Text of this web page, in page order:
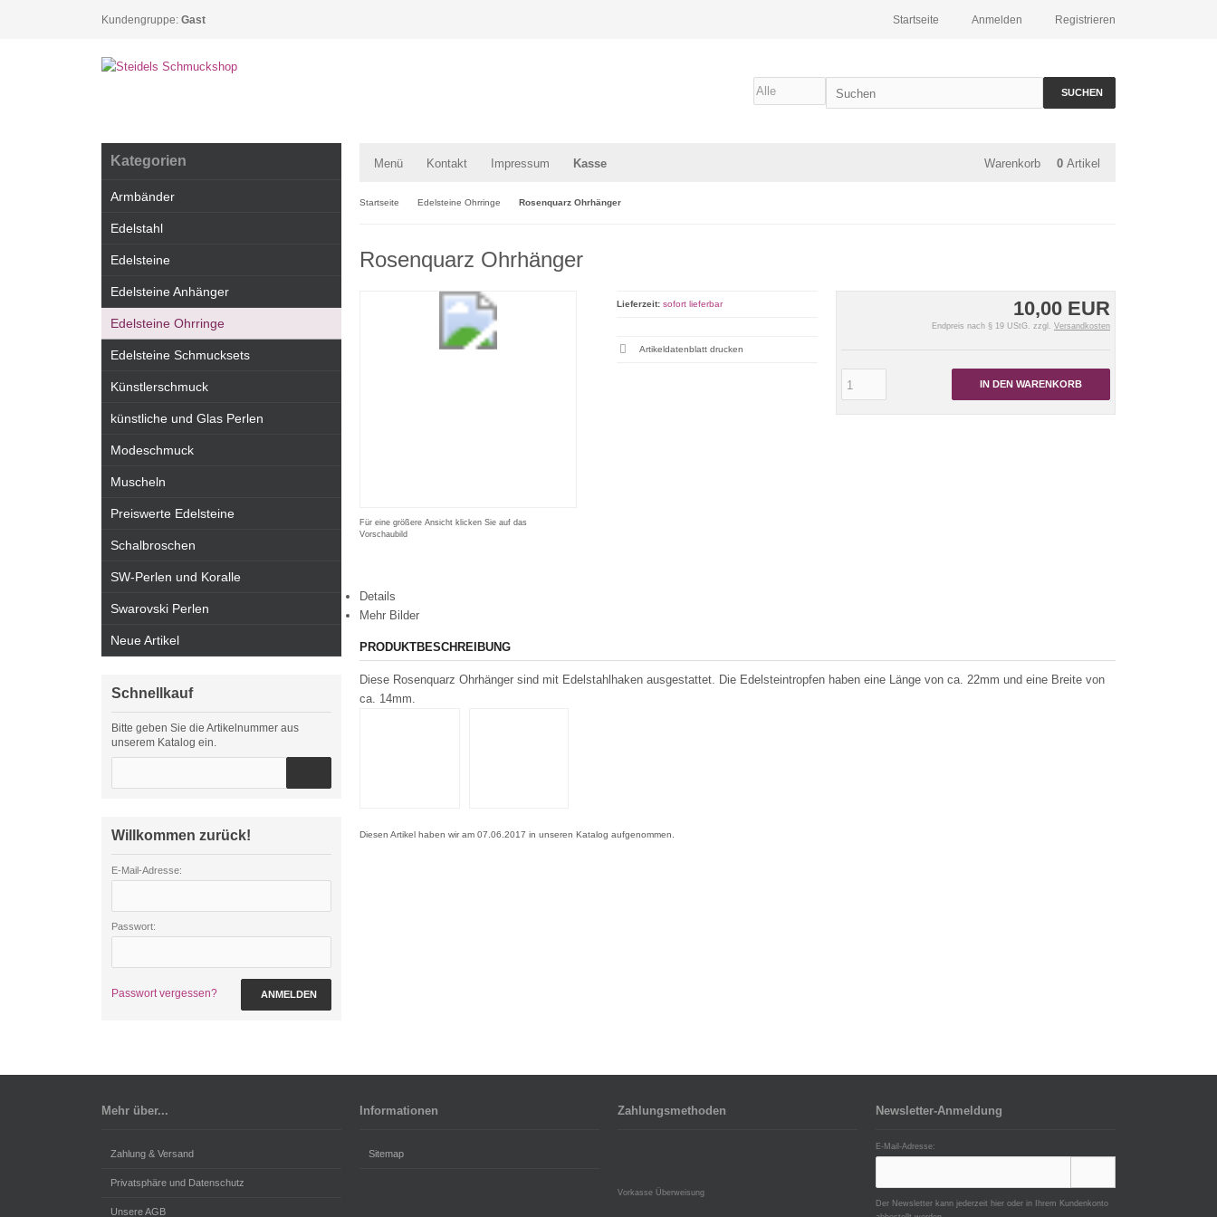
Kundengruppe: Gast Registrieren
Anmelden
Startseite
SUCHEN
Menü Kontakt Impressum Kasse Warenkorb 0 Artikel
Startseite Edelsteine Ohrringe Rosenquarz Ohrhänger
Rosenquarz Ohrhänger
Für eine größere Ansicht klicken Sie auf das
Vorschaubild
10,00 EUR
Endpreis nach § 19 UStG. zzgl. Versandkosten
IN DEN WARENKORB
Lieferzeit: sofort lieferbar
Artikeldatenblatt drucken
Details
Mehr Bilder
PRODUKTBESCHREIBUNG
Diese Rosenquarz Ohrhänger sind mit Edelstahlhaken ausgestattet. Die Edelsteintropfen haben eine Länge von ca. 22mm und eine Breite von
ca. 14mm.
Diesen Artikel haben wir am 07.06.2017 in unseren Katalog aufgenommen.
Kategorien
Armbänder
Edelstahl
Edelsteine
Edelsteine Anhänger
Edelsteine Ohrringe
Edelsteine Schmucksets
Künstlerschmuck
künstliche und Glas Perlen
Modeschmuck
Muscheln
Preiswerte Edelsteine
Schalbroschen
SW-Perlen und Koralle
Swarovski Perlen
Neue Artikel
Schnellkauf
Bitte geben Sie die Artikelnummer aus
unserem Katalog ein.
Willkommen zurück!
E-Mail-Adresse:
Passwort:
Passwort vergessen? ANMELDEN
Mehr über...
Zahlung & Versand
Privatsphäre und Datenschutz
Unsere AGB
Informationen
Sitemap
Zahlungsmethoden
Vorkasse Überweisung
Newsletter-Anmeldung
E-Mail-Adresse:
Der Newsletter kann jederzeit hier oder in Ihrem Kundenkonto